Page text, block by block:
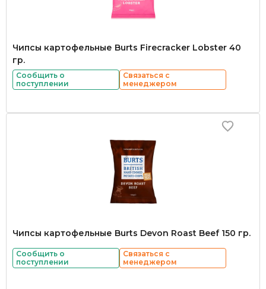
Чипсы картофельные Burts Firecracker Lobster 40
гр.
Сообщить о
поступлении
Связаться с
менеджером
Чипсы картофельные Burts Devon Roast Beef 150 гр.
Сообщить о
поступлении
Связаться с
менеджером